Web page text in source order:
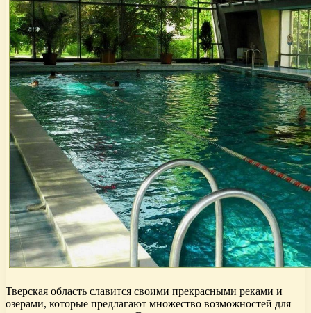
Тверская область славится своими прекрасными реками и
озерами, которые предлагают множество возможностей для